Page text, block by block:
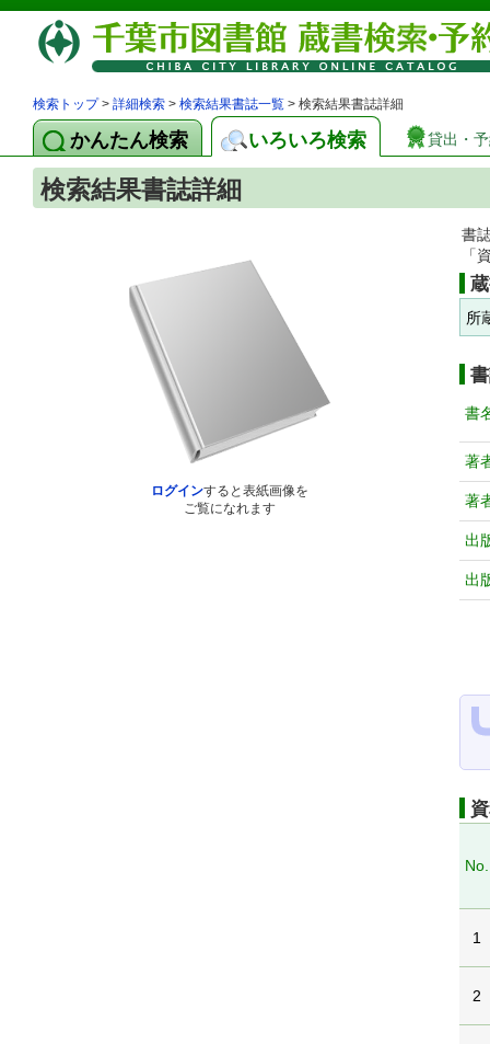
検索トップ> 詳細検索 > 検索結果書誌一覧 > 検索結果書誌詳細
かんたん検索 いろいろ検索 貸出・
検索結果書誌詳細
ログインすると表紙画像を
ご覧になれます
書
「
所
書
著
著
出
出
No.
1
2